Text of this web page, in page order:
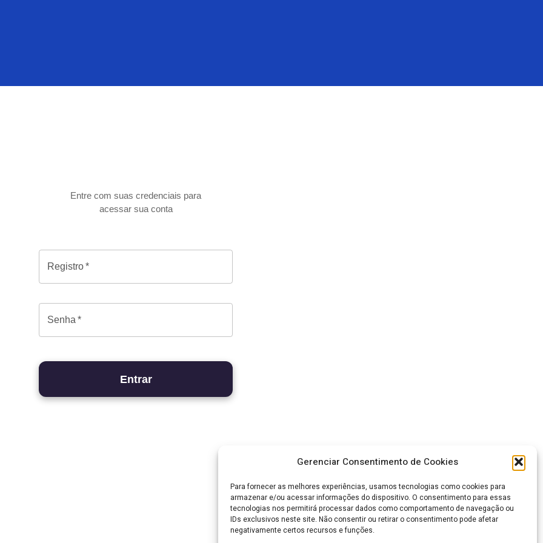
Gerenciar Consentimento de Cookies
Para fornecer as melhores experiências, usamos tecnologias como cookies para
armazenar e/ou acessar informações do dispositivo. O consentimento para essas
tecnologias nos permitirá processar dados como comportamento de navegação ou
IDs exclusivos neste site. Não consentir ou retirar o consentimento pode afetar
negativamente certos recursos e funções.